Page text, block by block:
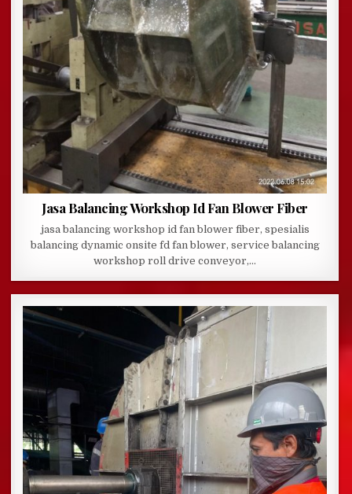
Jasa Balancing Workshop Id Fan Blower Fiber
jasa balancing workshop id fan blower fiber, spesialis
balancing dynamic onsite fd fan blower, service balancing
workshop roll drive conveyor,…